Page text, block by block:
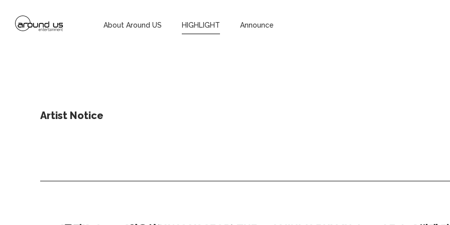
About Around US HIGHLIGHT Announce
Artist Notice